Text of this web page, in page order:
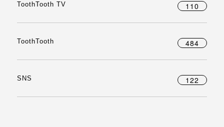
ToothTooth TV 110
ToothTooth 484
SNS 122